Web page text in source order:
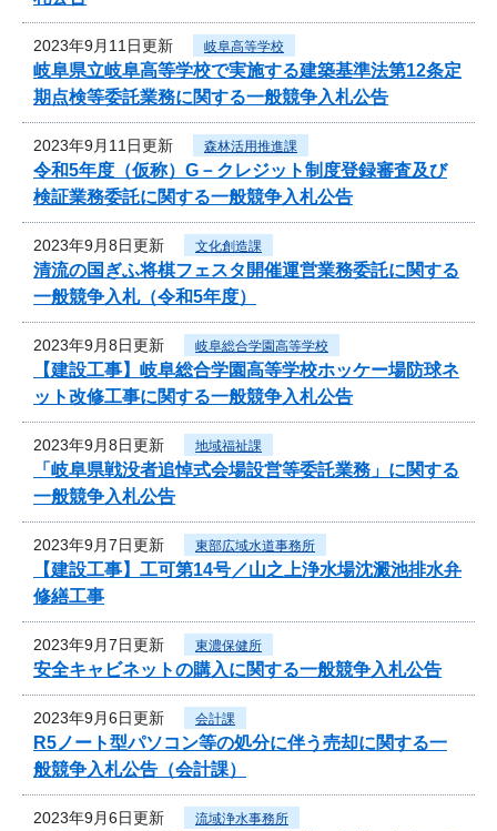
2023年9月11日更新 岐阜高等学校
岐阜県立岐阜高等学校で実施する建築基準法第12条定
期点検等委託業務に関する一般競争入札公告
2023年9月11日更新 森林活用推進課
令和5年度（仮称）G－クレジット制度登録審査及び
検証業務委託に関する一般競争入札公告
2023年9月8日更新 文化創造課
清流の国ぎふ将棋フェスタ開催運営業務委託に関する
一般競争入札（令和5年度）
2023年9月8日更新 岐阜総合学園高等学校
【建設工事】岐阜総合学園高等学校ホッケー場防球ネ
ット改修工事に関する一般競争入札公告
2023年9月8日更新 地域福祉課
「岐阜県戦没者追悼式会場設営等委託業務」に関する
一般競争入札公告
2023年9月7日更新 東部広域水道事務所
【建設工事】工可第14号／山之上浄水場沈澱池排水弁
修繕工事
2023年9月7日更新 東濃保健所
安全キャビネットの購入に関する一般競争入札公告
2023年9月6日更新 会計課
R5ノート型パソコン等の処分に伴う売却に関する一
般競争入札公告（会計課）
2023年9月6日更新 流域浄水事務所